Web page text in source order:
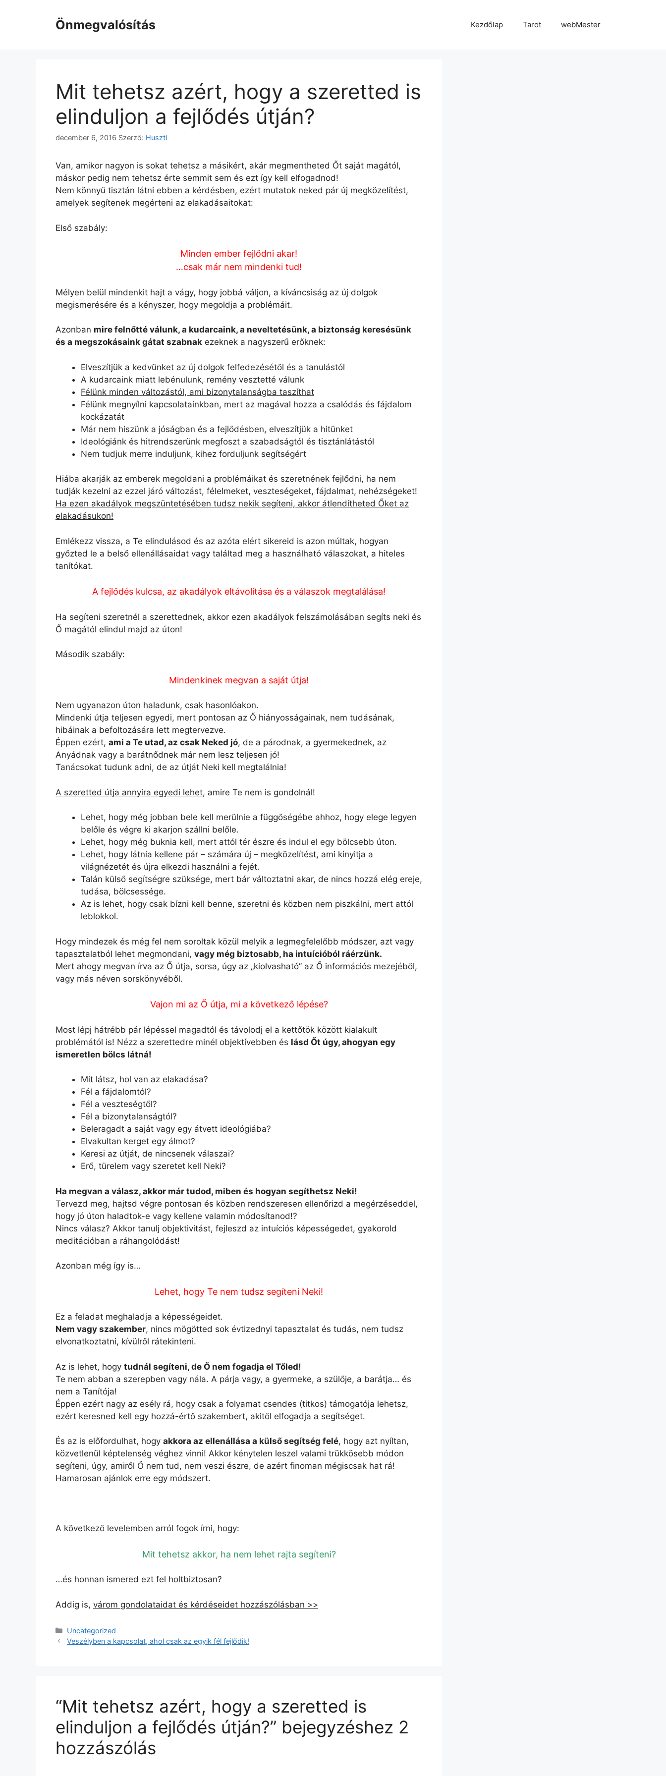
Önmegvalósítás Kezdőlap Tarot webMester
Mit tehetsz azért, hogy a szeretted is
elinduljon a fejlődés útján?
december 6, 2016 Szerző: Huszti
Van, amikor nagyon is sokat tehetsz a másikért, akár megmentheted Őt saját magától,
máskor pedig nem tehetsz érte semmit sem és ezt így kell elfogadnod!
Nem könnyű tisztán látni ebben a kérdésben, ezért mutatok neked pár új megközelítést,
amelyek segítenek megérteni az elakadásaitokat:
Első szabály:
Minden ember fejlődni akar!
…csak már nem mindenki tud!
Mélyen belül mindenkit hajt a vágy, hogy jobbá váljon, a kíváncsiság az új dolgok
megismerésére és a kényszer, hogy megoldja a problémáit.
Azonban mire felnőtté válunk, a kudarcaink, a neveltetésünk, a biztonság keresésünk
és a megszokásaink gátat szabnak ezeknek a nagyszerű erőknek:
Elveszítjük a kedvünket az új dolgok felfedezésétől és a tanulástól
A kudarcaink miatt lebénulunk, remény vesztetté válunk
Félünk minden változástól, ami bizonytalanságba taszíthat
Félünk megnyílni kapcsolatainkban, mert az magával hozza a csalódás és fájdalom
kockázatát
Már nem hiszünk a jóságban és a fejlődésben, elveszítjük a hitünket
Ideológiánk és hitrendszerünk megfoszt a szabadságtól és tisztánlátástól
Nem tudjuk merre induljunk, kihez forduljunk segítségért
Hiába akarják az emberek megoldani a problémáikat és szeretnének fejlődni, ha nem
tudják kezelni az ezzel járó változást, félelmeket, veszteségeket, fájdalmat, nehézségeket!
Ha ezen akadályok megszüntetésében tudsz nekik segíteni, akkor átlendítheted Őket az
elakadásukon!
Emlékezz vissza, a Te elindulásod és az azóta elért sikereid is azon múltak, hogyan
győzted le a belső ellenállásaidat vagy találtad meg a használható válaszokat, a hiteles
tanítókat.
A fejlődés kulcsa, az akadályok eltávolítása és a válaszok megtalálása!
Ha segíteni szeretnél a szerettednek, akkor ezen akadályok felszámolásában segíts neki és
Ő magától elindul majd az úton!
Második szabály:
Mindenkinek megvan a saját útja!
Nem ugyanazon úton haladunk, csak hasonlóakon.
Mindenki útja teljesen egyedi, mert pontosan az Ő hiányosságainak, nem tudásának,
hibáinak a befoltozására lett megtervezve.
Éppen ezért, ami a Te utad, az csak Neked jó, de a párodnak, a gyermekednek, az
Anyádnak vagy a barátnődnek már nem lesz teljesen jó!
Tanácsokat tudunk adni, de az útját Neki kell megtalálnia!
A szeretted útja annyira egyedi lehet, amire Te nem is gondolnál!
Lehet, hogy még jobban bele kell merülnie a függőségébe ahhoz, hogy elege legyen
belőle és végre ki akarjon szállni belőle.
Lehet, hogy még buknia kell, mert attól tér észre és indul el egy bölcsebb úton.
Lehet, hogy látnia kellene pár – számára új – megközelítést, ami kinyitja a
világnézetét és újra elkezdi használni a fejét.
Talán külső segítségre szüksége, mert bár változtatni akar, de nincs hozzá elég ereje,
tudása, bölcsessége.
Az is lehet, hogy csak bízni kell benne, szeretni és közben nem piszkálni, mert attól
leblokkol.
Hogy mindezek és még fel nem soroltak közül melyik a legmegfelelőbb módszer, azt vagy
tapasztalatból lehet megmondani, vagy még biztosabb, ha intuícióból ráérzünk.
Mert ahogy megvan írva az Ő útja, sorsa, úgy az „kiolvasható” az Ő információs mezejéből,
vagy más néven sorskönyvéből.
Vajon mi az Ő útja, mi a következő lépése?
Most lépj hátrébb pár lépéssel magadtól és távolodj el a kettőtök között kialakult
problémától is! Nézz a szerettedre minél objektívebben és lásd Őt úgy, ahogyan egy
ismeretlen bölcs látná!
Mit látsz, hol van az elakadása?
Fél a fájdalomtól?
Fél a veszteségtől?
Fél a bizonytalanságtól?
Beleragadt a saját vagy egy átvett ideológiába?
Elvakultan kerget egy álmot?
Keresi az útját, de nincsenek válaszai?
Erő, türelem vagy szeretet kell Neki?
Ha megvan a válasz, akkor már tudod, miben és hogyan segíthetsz Neki!
Tervezd meg, hajtsd végre pontosan és közben rendszeresen ellenőrizd a megérzéseddel,
hogy jó úton haladtok-e vagy kellene valamin módosítanod!?
Nincs válasz? Akkor tanulj objektivitást, fejleszd az intuíciós képességedet, gyakorold
meditációban a ráhangolódást!
Azonban még így is…
Lehet, hogy Te nem tudsz segíteni Neki!
Ez a feladat meghaladja a képességeidet.
Nem vagy szakember, nincs mögötted sok évtizednyi tapasztalat és tudás, nem tudsz
elvonatkoztatni, kívülről rátekinteni.
Az is lehet, hogy tudnál segíteni, de Ő nem fogadja el Tőled!
Te nem abban a szerepben vagy nála. A párja vagy, a gyermeke, a szülője, a barátja… és
nem a Tanítója!
Éppen ezért nagy az esély rá, hogy csak a folyamat csendes (titkos) támogatója lehetsz,
ezért keresned kell egy hozzá-értő szakembert, akitől elfogadja a segítséget.
És az is előfordulhat, hogy akkora az ellenállása a külső segítség felé, hogy azt nyíltan,
közvetlenül képtelenség véghez vinni! Akkor kénytelen leszel valami trükkösebb módon
segíteni, úgy, amiről Ő nem tud, nem veszi észre, de azért finoman mégiscsak hat rá!
Hamarosan ajánlok erre egy módszert.
A következő levelemben arról fogok írni, hogy:
Mit tehetsz akkor, ha nem lehet rajta segíteni?
…és honnan ismered ezt fel holtbiztosan?
Addig is, várom gondolataidat és kérdéseidet hozzászólásban >>
Kategória
Uncategorized
Veszélyben a kapcsolat, ahol csak az egyik fél fejlődik!
“Mit tehetsz azért, hogy a szeretted is
elinduljon a fejlődés útján?” bejegyzéshez 2
hozzászólás